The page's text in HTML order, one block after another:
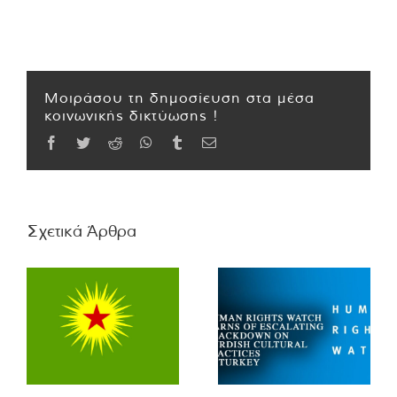
Μοιράσου τη δημοσίευση στα μέσα
κοινωνικής δικτύωσης !
Facebook
TwitterReddit WhatsApp
TumblrEmail
Σχετικά Άρθρα